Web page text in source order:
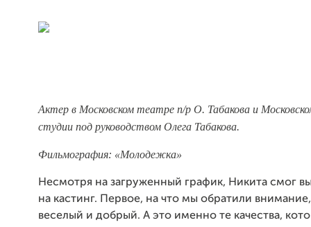
Актер в Московском театре п/р О. Табакова и
студии под руководством Олега Табакова.
Фильмография: «Молодежка»
Несмотря на загруженный график, Никита смог
на кастинг. Первое, на что мы обратили
веселый и добрый. А это именно те качества,